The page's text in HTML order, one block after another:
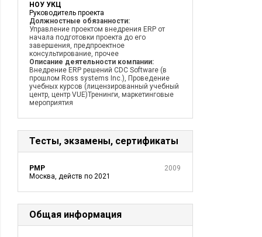
НОУ УКЦ
Руководитель проекта
Должностные обязанности:
Управление проектом внедрения ERP от
начала подготовки проекта до его
завершения, предпроектное
консультирование, прочее
Описание деятельности компании:
Внедрение ERP решений CDC Software (в
прошлом Ross systems Inc.), Проведение
учебных курсов (лицензированный учебный
центр, центр VUE)Тренинги, маркетинговые
мероприятия
Тесты, экзамены, сертификаты
PMP
Москва, действ по 2021
2009
Общая информация